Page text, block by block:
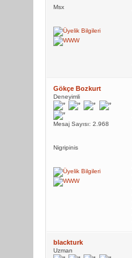
Msx
Gökçe Bozkurt
Deneyimli
Mesaj Sayısı: 2.968
Nigripinis
blackturk
Uzman